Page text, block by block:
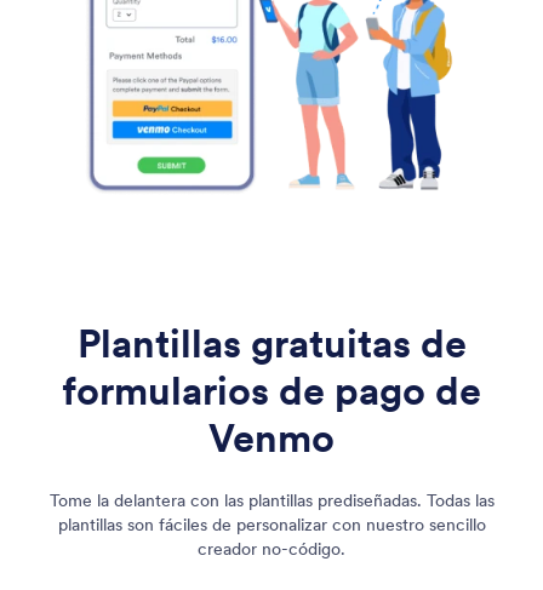
Plantillas gratuitas de
formularios de pago de
Venmo
Tome la delantera con las plantillas prediseñadas. Todas las
plantillas son fáciles de personalizar con nuestro sencillo
creador no-código.